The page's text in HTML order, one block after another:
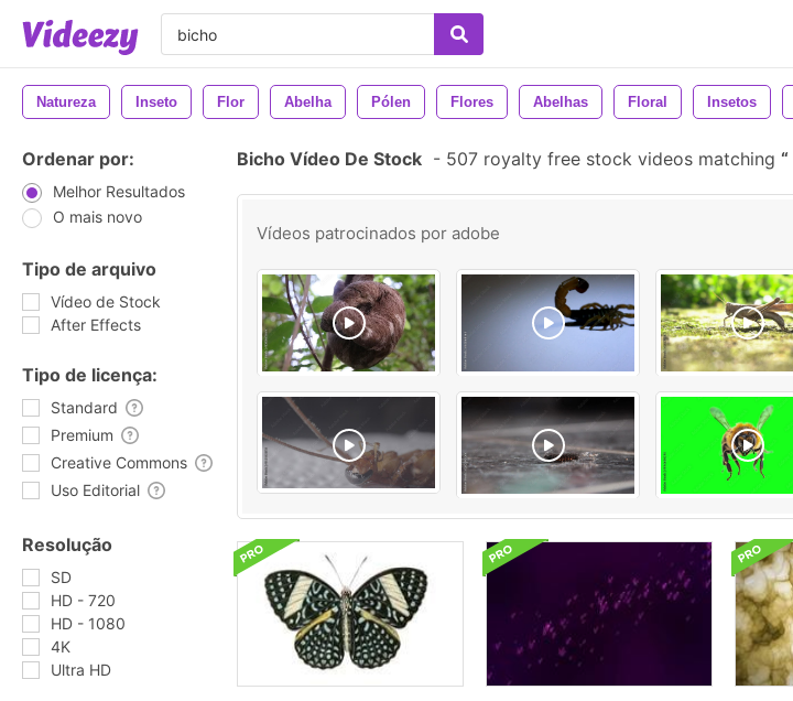
Natureza Inseto Flor Abelha Pólen Flores Abelhas Floral Insetos
Ordenar por:
Melhor Resultados
O mais novo
Tipo de arquivo
Vídeo de Stock
After Effects
Tipo de licença:
Standard
Premium
Creative Commons
Uso Editorial
Resolução
SD
HD - 720
HD - 1080
4K
Ultra HD
Bicho Vídeo De Stock - 507 royalty free stock videos matching
Vídeos patrocinados por adobe